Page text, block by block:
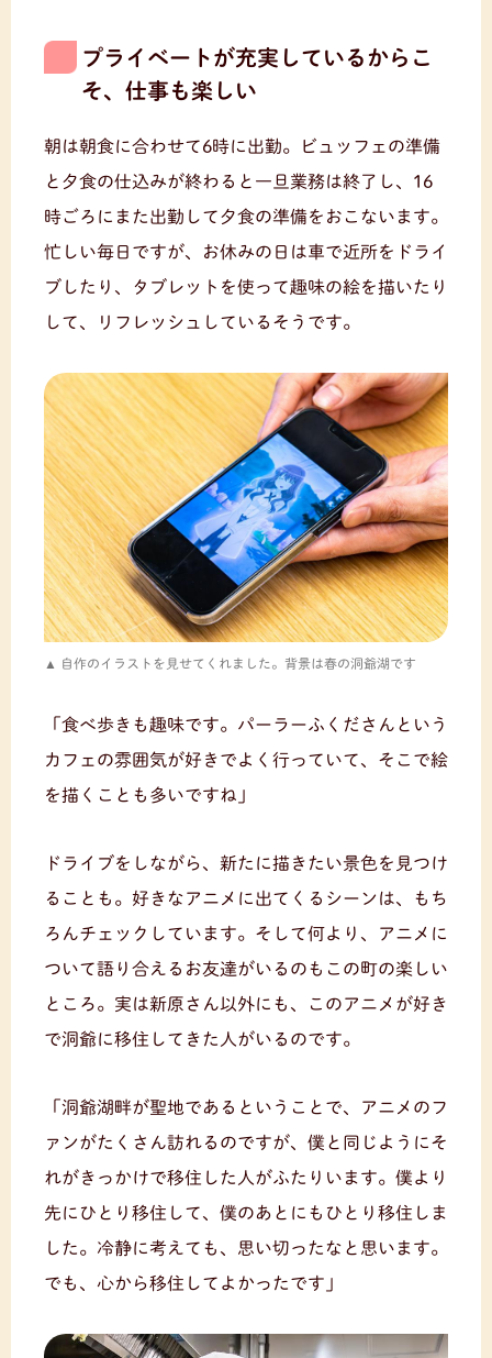
プライベートが充実しているからこ
そ、仕事も楽しい
朝は朝食に合わせて6時に出勤。ビュッフェの準備
と夕食の仕込みが終わると一旦業務は終了し、16
時ごろにまた出勤して夕食の準備をおこないます。
忙しい毎日ですが、お休みの日は車で近所をドライ
ブしたり、タブレットを使って趣味の絵を描いたり
して、リフレッシュしているそうです。
自作のイラストを見せてくれました。背景は春の洞爺湖です
「食べ歩きも趣味です。パーラーふくださんという
カフェの雰囲気が好きでよく行っていて、そこで絵
を描くことも多いですね」
ドライブをしながら、新たに描きたい景色を見つけ
ることも。好きなアニメに出てくるシーンは、もち
ろんチェックしています。そして何より、アニメに
ついて語り合えるお友達がいるのもこの町の楽しい
ところ。実は新原さん以外にも、このアニメが好き
で洞爺に移住してきた人がいるのです。
「洞爺湖畔が聖地であるということで、アニメのフ
ァンがたくさん訪れるのですが、僕と同じようにそ
れがきっかけで移住した人がふたりいます。僕より
先にひとり移住して、僕のあとにもひとり移住しま
した。冷静に考えても、思い切ったなと思います。
でも、心から移住してよかったです」